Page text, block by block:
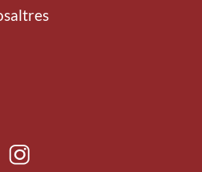
Instagram